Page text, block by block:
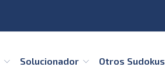
Solucionador Otros